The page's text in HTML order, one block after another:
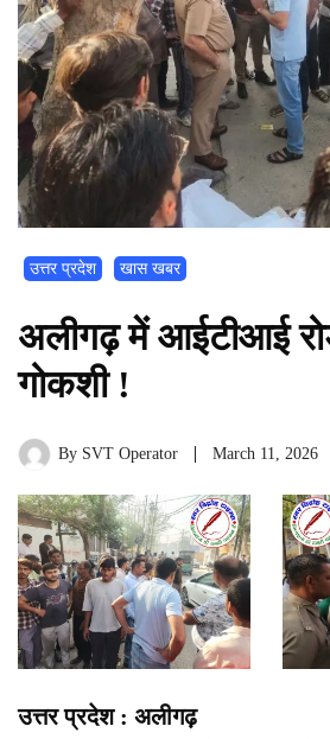
उत्तर प्रदेश खास खबर
अलीगढ़ में आईटीआई
गोकशी !
By SVT Operator March 11, 2026
उत्तर प्रदेश : अलीगढ़